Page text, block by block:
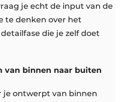
je echt de input van de
te denken over het
die je zelf doet
van binnen naar buiten
je ontwerpt van binnen